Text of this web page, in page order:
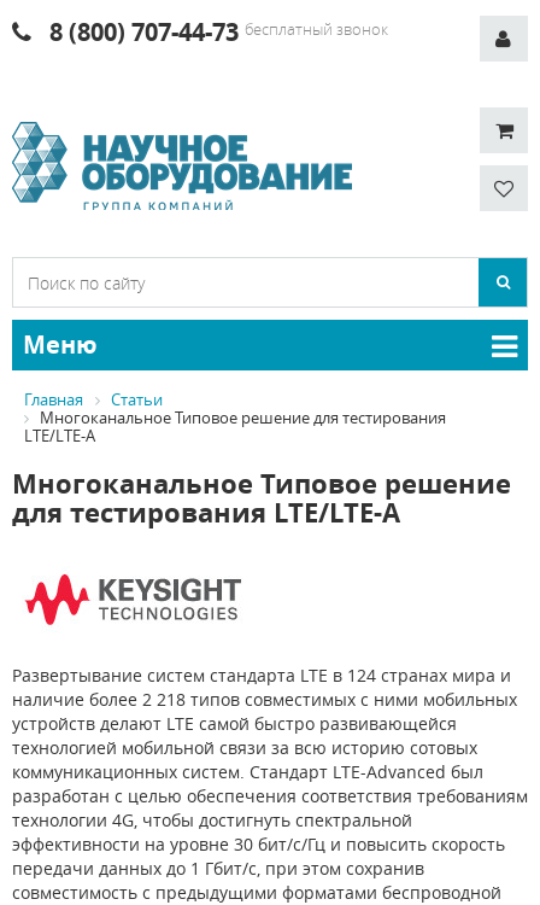
8 (800) 707-44-73 бесплатный звонок
Меню
Главная
Статьи
Многоканальное Типовое решение для тестирования
LTE/LTE-A
Многоканальное Типовое решение
для тестирования LTE/LTE-A
Развертывание систем стандарта LTE в 124 странах мира и
наличие более 2 218 типов совместимых с ними мобильных
устройств делают LTE самой быстро развивающейся
технологией мобильной связи за всю историю сотовых
коммуникационных систем. Стандарт LTE-Advanced был
разработан с целью обеспечения соответствия требованиям
технологии 4G, чтобы достигнуть спектральной
эффективности на уровне 30 бит/с/Гц и повысить скорость
передачи данных до 1 Гбит/с, при этом сохранив
совместимость с предыдущими форматами беспроводной